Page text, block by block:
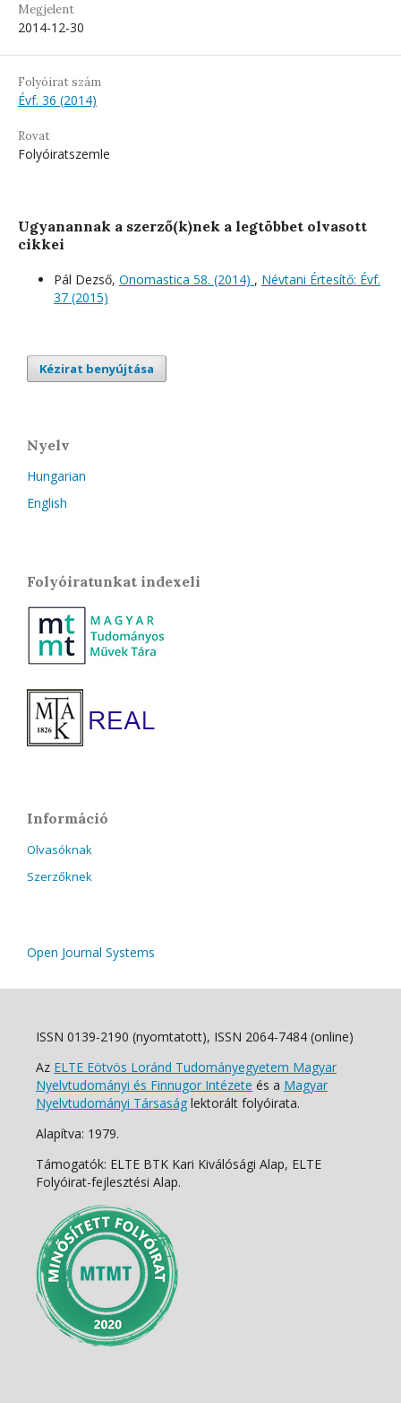
Megjelent
2014-12-30
Folyóirat szám
Évf. 36 (2014)
Rovat
Folyóiratszemle
Ugyanannak a szerző(k)nek a legtöbbet olvasott
cikkei
Pál Dezső, Onomastica 58. (2014) , Névtani Értesítő: Évf.
37 (2015)
Kézirat benyújtása
Nyelv
Hungarian
English
Folyóiratunkat indexeli
Információ
Olvasóknak
Szerzőknek
Open Journal Systems
ISSN 0139-2190 (nyomtatott), ISSN 2064-7484 (online)
Az ELTE Eötvös Loránd Tudományegyetem Magyar
Nyelvtudományi és Finnugor Intézete és a Magyar
Nyelvtudományi Társaság lektorált folyóirata.
Alapítva: 1979.
Támogatók: ELTE BTK Kari Kiválósági Alap, ELTE
Folyóirat-fejlesztési Alap.